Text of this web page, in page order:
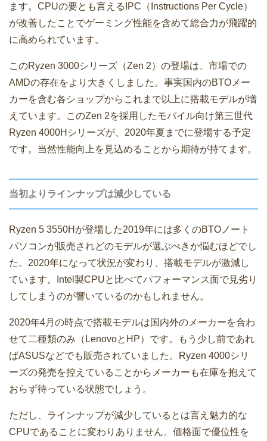
ます。CPUの要とも言えるIPC（Instructions Per Cycle）
が改善したことでゲーミング性能を含めて総合力が飛躍的
に高められています。
このRyzen 3000シリーズ（Zen 2）の登場は、市場での
AMDの存在をより大きくしました。事実国内のBTOメー
カーを含む各ショップからこれまで以上に搭載モデルが増
えています。このZen 2を採用したモバイル向け第三世代
Ryzen 4000Hシリーズが、2020年夏までに登場する予定
です。当然性能向上を見込めることから期待が持てます。
当初よりラインナップは減少している
Ryzen 5 3550Hが登場した2019年には多くのBTOノート
パソコンが販売されどのモデルが選ぶべきか悩むほどでし
た。2020年になって状況が変わり、搭載モデルが激減し
ています。Intel製CPUと比べてパフォーマンス面で見劣り
してしまうのが響いているのかもしれません。
2020年4月の時点で搭載モデルは国内外のメーカーを合わ
せて二種類のみ（LenovoとHP）です。もう少し前であれ
ばASUSなどでも販売されていました。Ryzen 4000シリ
ーズの発売を控えていることからメーカーも在庫を抱えて
おらず待っている状態でしょう。
ただし、ラインナップが減少しているとは言え魅力的な
CPUであることに変わりありません。価格面で優位性を